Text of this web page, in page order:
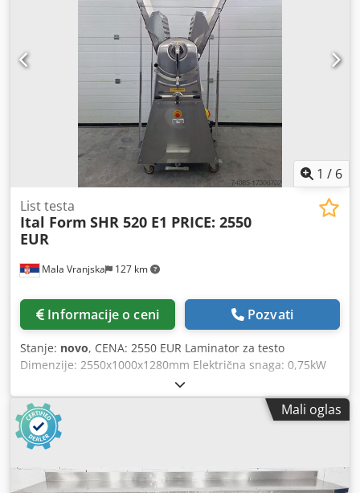
1 / 6
Mala Vranjska 127 km
List testa
Ital Form SHR 520 E1 PRICE: 2550
EUR
Informacije o ceni Pozvati
Stanje: novo, CENA: 2550 EUR Laminator za testo
Dimenzije: 2550x1000x1280mm Električna snaga: 0,75kW
Napon: 220V 50Hz Dimenzije transportne trake:
500x1980mm Dsdpfouugcrox Ahgsck Rastojanje sa
podesivim valjkom: 1-45 mm Težina: 220kg
Mali oglas